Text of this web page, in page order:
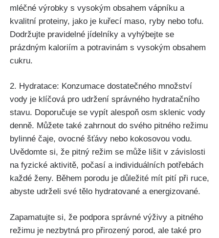
mléčné ‍výrobky s vysokým​ obsahem vápníku a
kvalitní⁢ proteiny, jako je kuřecí maso, ryby nebo​ tofu.
Dodržujte pravidelné jídelníky a vyhýbejte se
prázdným ⁢kaloriím a ‌potravinám ⁤s vysokým⁣ obsahem
cukru.
2. Hydratace: ‍Konzumace dostatečného⁤ množství
vody je‌ klíčová pro udržení správného hydratačního
stavu. Doporučuje‌ se vypít alespoň osm sklenic vody
denně.‍ Můžete ⁢také zahrnout do svého pitného ‌režimu​
bylinné čaje, ovocné šťávy nebo kokosovou vodu.
⁢Uvědomte si, že pitný režim se může ⁣lišit v závislosti
na fyzické aktivitě, počasí a individuálních‍ potřebách‌
každé ženy. Během porodu je důležité mít pití při ruce,
abyste udrželi své tělo hydratované⁣ a ⁢energizované.
Zapamatujte si,⁤ že⁢ podpora správné výživy a pitného
režimu je nezbytná pro přirozený porod, ale také pro